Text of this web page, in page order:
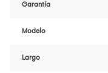
Garantía
Modelo
Largo